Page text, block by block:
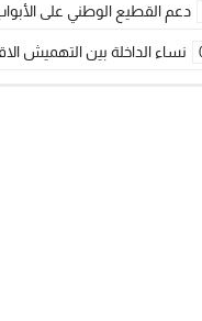
دعم القطيع الوطني على
نساء الداخلة بين التهميش